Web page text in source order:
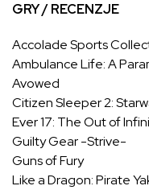
GRY / RECENZJE
Accolade Sports
Ambulance Life: A
Avowed
Citizen Sleeper 2:
Ever 17: The Out of
Guilty Gear -Strive-
Guns of Fury
Like a Dragon: Pirate